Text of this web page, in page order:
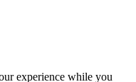
experience while you